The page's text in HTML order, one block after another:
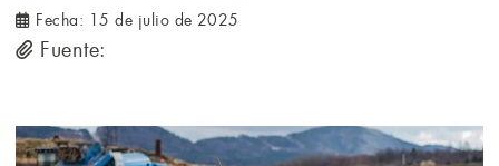
Fecha: 15 de julio de 2025
Fuente: